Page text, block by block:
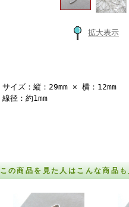
拡大表示
サイズ：縦：29mm × 横：12mm
線径：約1mm
この商品を見た人はこんな商品